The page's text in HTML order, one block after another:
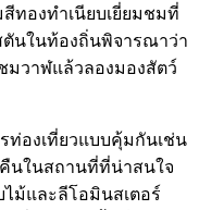
ทองทำเนียบเยี่ยมชมที่
ตันในท้องถิ่นพิจารณาว่า
มวาฬแล้วลองมองสัตว์
ท่องเที่ยวแบบคุ้มกันเช่น
นในสถานที่ที่น่าสนใจ
ไม้และลีโอมินสเตอร์